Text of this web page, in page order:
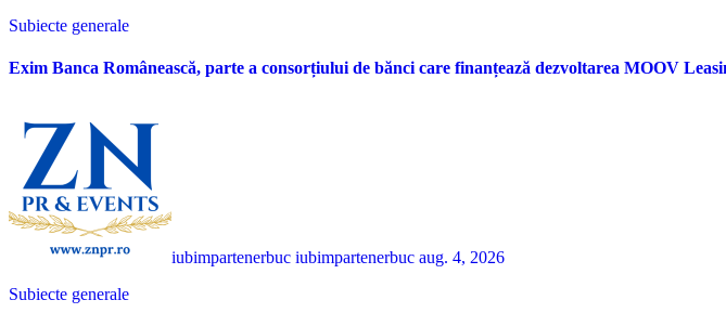
Subiecte generale
Exim Banca Românească, parte a consorțiului de bănci care finanțează dezvoltarea MOOV
iubimpartenerbuc iubimpartenerbuc aug. 4, 2026
Subiecte generale